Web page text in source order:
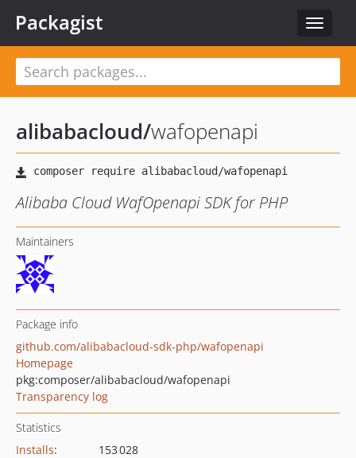
Toggle
Packagist
alibabacloud/wafopenapi
Alibaba Cloud WafOpenapi SDK for PHP
Maintainers
Package info
github.com/alibabacloud-sdk-php/wafopenapi
Homepage
pkg:composer/alibabacloud/wafopenapi
Transparency log
Statistics
Installs:
153 028